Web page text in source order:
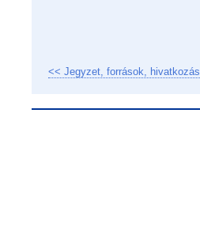
<< Jegyzet, források, hivatkozás